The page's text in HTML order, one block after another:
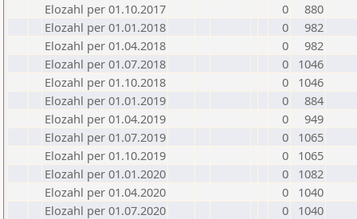
Elozahl per 01.10.2017
0
880
Elozahl per 01.01.2018
0
982
Elozahl per 01.04.2018
0
982
Elozahl per 01.07.2018
0
1046
Elozahl per 01.10.2018
0
1046
Elozahl per 01.01.2019
0
884
Elozahl per 01.04.2019
0
949
Elozahl per 01.07.2019
0
1065
Elozahl per 01.10.2019
0
1065
Elozahl per 01.01.2020
0
1082
Elozahl per 01.04.2020
0
1040
Elozahl per 01.07.2020
0
1040